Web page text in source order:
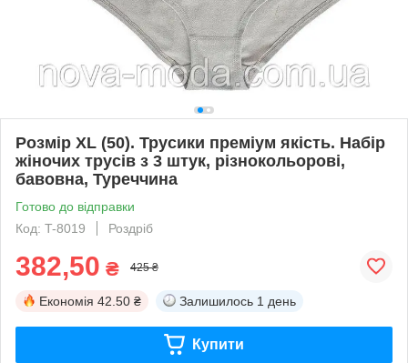
Розмір XL (50). Трусики преміум якість. Набір
жіночих трусів з 3 штук, різнокольорові,
бавовна, Туреччина
Готово до відправки
Код: T-8019
Роздріб
382,50 ₴ 425 ₴
Економія 42.50 ₴ Залишилось 1 день
Купити